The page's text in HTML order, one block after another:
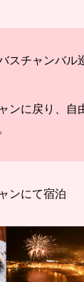
スチャンバル
ンに戻り、自
ンにて宿泊